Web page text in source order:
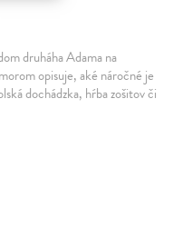
druháha Adama na
opisuje, aké náročné je
dochádzka, hŕba zošitov či